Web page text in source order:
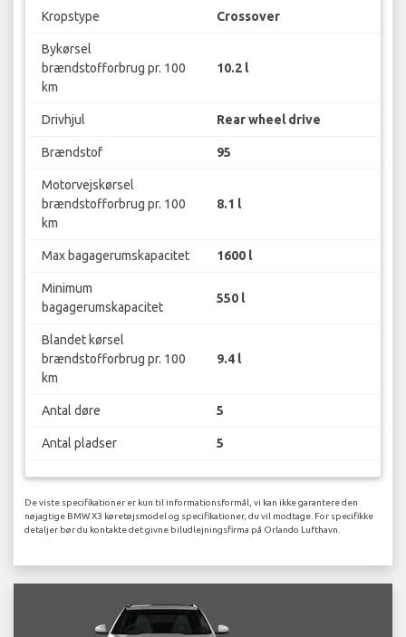
Kropstype Crossover
Bykørsel
brændstofforbrug pr. 100
km
10.2 l
Drivhjul Rear wheel drive
Brændstof 95
Motorvejskørsel
brændstofforbrug pr. 100
km
8.1 l
Max bagagerumskapacitet 1600 l
Minimum
bagagerumskapacitet
550 l
Blandet kørsel
brændstofforbrug pr. 100
km
9.4 l
Antal døre 5
Antal pladser 5
De viste specifikationer er kun til informationsformål, vi kan ikke garantere den
nøjagtige BMW X3 køretøjsmodel og specifikationer, du vil modtage. For specifikke
detaljer bør du kontakte det givne biludlejningsfirma på Orlando Lufthavn.